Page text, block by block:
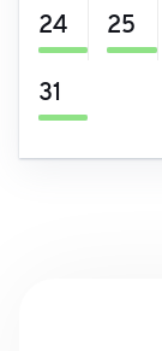
24 25
31